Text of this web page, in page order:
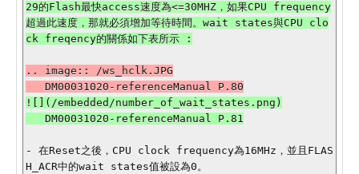
29的Flash最快access速度為<=30MHZ，如果CPU frequency
超過此速度，那就必須增加等待時間。wait states與CPU clo
.. image:: /ws_hclk.JPG
![](/embedded/number_of_wait_states.png)
- 在Reset之後，CPU clock frequency為16MHz，並且FLAS
H_ACR中的wait states值被設為0。